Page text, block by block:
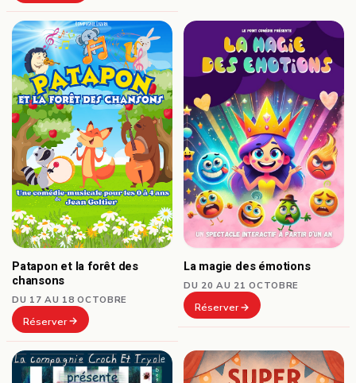
Patapon et la forêt des
chansons
DU 17 AU 18 OCTOBRE
Réserver
La magie des émotions
DU 20 AU 21 OCTOBRE
Réserver